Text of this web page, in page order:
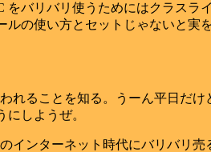
バリバリ使うためにはクラスラ
の使い方とセットじゃないと実
れることを知る。うーん平日だ
しようぜ。
インターネット時代にバリバリ